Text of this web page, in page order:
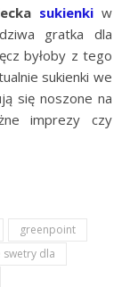
sukienki w
gratka dla
byłoby z tego
sukienki we
się noszone na
imprezy czy
greenpoint
swetry dla